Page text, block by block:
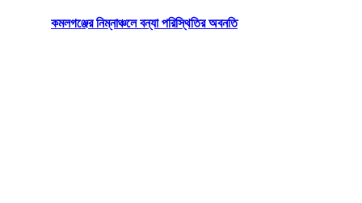
কমলগঞ্জের নিম্নাঞ্চলে বন্যা পরিস্থিতির অবনতি